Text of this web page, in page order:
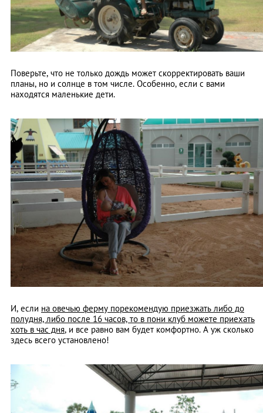
Поверьте, что не только дождь может скорректировать ваши
планы, но и солнце в том числе. Особенно, если с вами
находятся маленькие дети.
И, если на овечью ферму порекомендую приезжать либо до
полудня, либо после 16 часов, то в пони клуб можете приехать
хоть в час дня, и все равно вам будет комфортно. А уж сколько
здесь всего установлено!